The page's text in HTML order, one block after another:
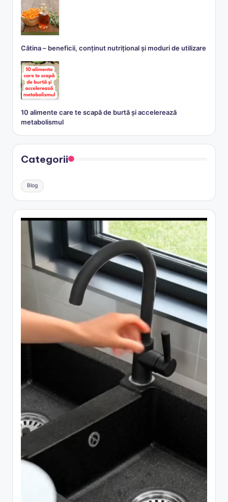
Cătina – beneficii, conținut nutrițional și moduri de utilizare
10 alimente care te scapă de burtă și accelerează
metabolismul
Categorii
Blog